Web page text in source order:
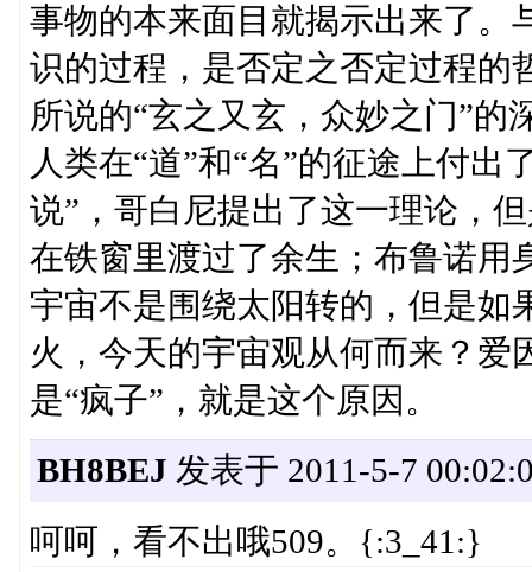
事物的本来面目就揭示出来了。
识的过程，是否定之否定过程的
所说的“玄之又玄，众妙之门”的
人类在“道”和“名”的征途上付
说”，哥白尼提出了这一理论，
在铁窗里渡过了余生；布鲁诺用
宇宙不是围绕太阳转的，但是如
火，今天的宇宙观从何而来？爱
是“疯子”，就是这个原因。
BH8BEJ 发表于 2011-5-7
呵呵，看不出哦509。{:3_41:}